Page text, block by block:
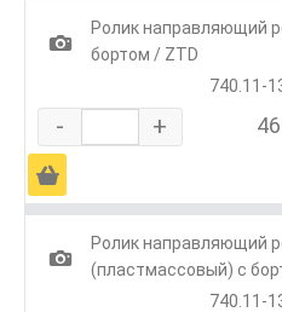
1
Ролик направляющий
бортом / ZTD
740.11-
- +
Ä
1
Ролик направляющий
(пластмассовый) с
740.11-